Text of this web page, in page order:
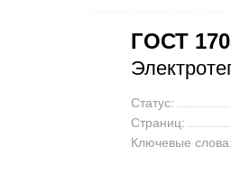
ГОСТ
Статус:
Страниц:
Ключевые слова: